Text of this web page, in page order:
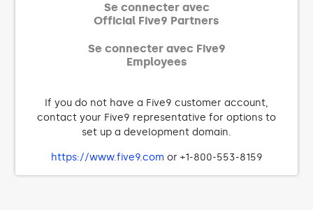
Se connecter avec
Official Five9 Partners
Se connecter avec Five9
Employees
If you do not have a Five9 customer account,
contact your Five9 representative for options to
set up a development domain.
https://www.five9.com or +1-800-553-8159